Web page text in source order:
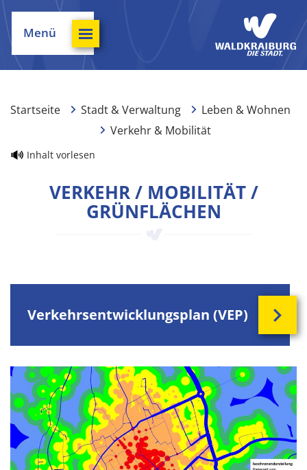
Menü
Startseite Stadt & Verwaltung
Leben & Wohnen
Verkehr & Mobilität
Inhalt vorlesen
VERKEHR / MOBILITÄT /
GRÜNFLÄCHEN
Verkehrsentwicklungsplan (VEP)